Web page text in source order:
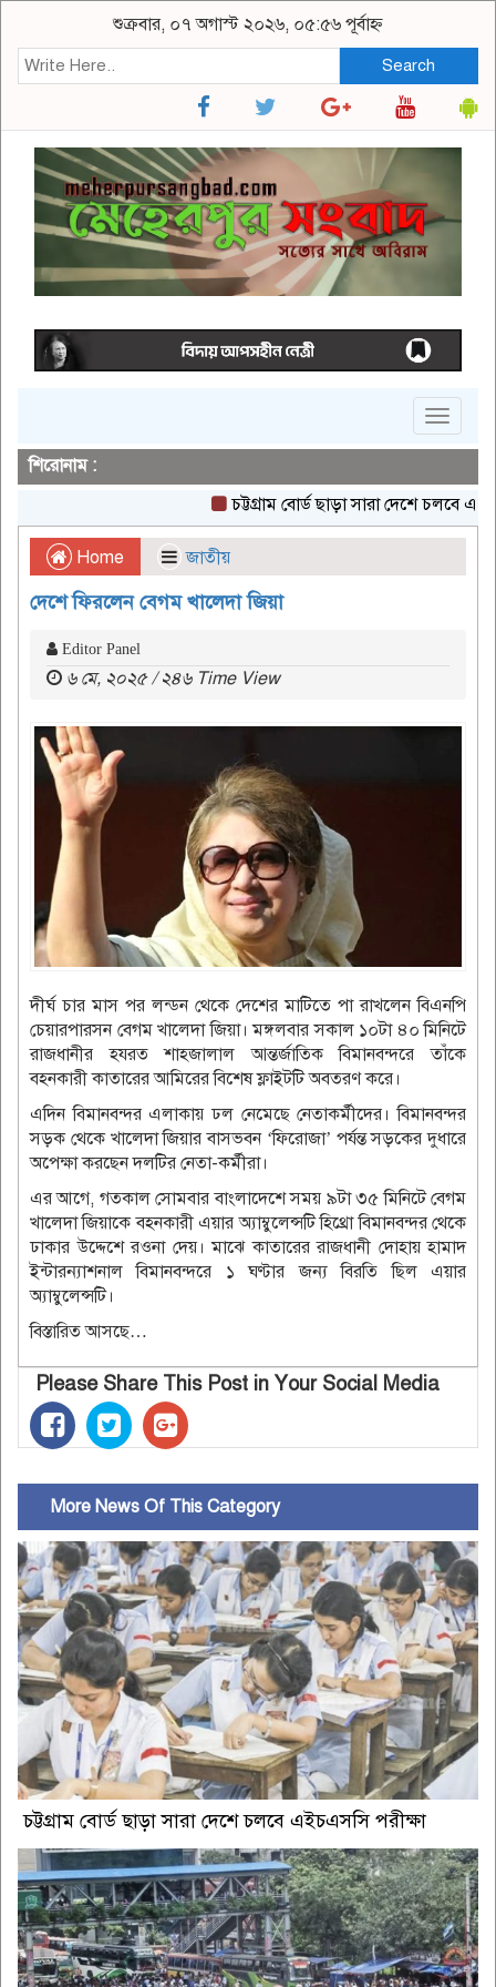
শুক্রবার, ০৭ অগাস্ট ২০২৬, ০৫:৫৬ পূর্বাহ্ন
Search
Toggle
শিরোনাম :
চট্টগ্রাম বোর্ড ছাড়া সারা দেশে চলবে
Home জাতীয়
দেশে ফিরলেন বেগম খালেদা জিয়া
Editor Panel
৬ মে, ২০২৫ / ২৪৬ Time View
দীর্ঘ চার মাস পর লন্ডন থেকে দেশের মাটিতে পা রাখলেন বিএনপি
চেয়ারপারসন বেগম খালেদা জিয়া। মঙ্গলবার সকাল ১০টা ৪০ মিনিটে
রাজধানীর হযরত শাহজালাল আন্তর্জাতিক বিমানবন্দরে তাঁকে
বহনকারী কাতারের আমিরের বিশেষ ফ্লাইটটি অবতরণ করে।
এদিন বিমানবন্দর এলাকায় ঢল নেমেছে নেতাকর্মীদের। বিমানবন্দর
সড়ক থেকে খালেদা জিয়ার বাসভবন ‌‌‘ফিরোজা’ পর্যন্ত সড়কের দুধারে
অপেক্ষা করছেন দলটির নেতা-কর্মীরা।
এর আগে, গতকাল সোমবার বাংলাদেশে সময় ৯টা ৩৫ মিনিটে বেগম
খালেদা জিয়াকে বহনকারী এয়ার অ্যাম্বুলেন্সটি হিথ্রো বিমানবন্দর থেকে
ঢাকার উদ্দেশে রওনা দেয়। মাঝে কাতারের রাজধানী দোহায় হামাদ
ইন্টারন্যাশনাল বিমানবন্দরে ১ ঘণ্টার জন্য বিরতি ছিল এয়ার
অ্যাম্বুলেন্সটি।
বিস্তারিত আসছে…
Please Share This Post in Your Social Media
More News Of This Category
চট্টগ্রাম বোর্ড ছাড়া সারা দেশে চলবে এইচএসসি পরীক্ষা